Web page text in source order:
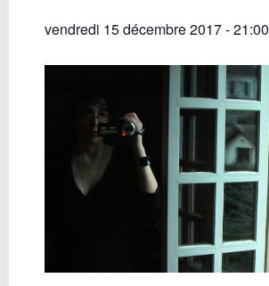
vendredi 15 décembre 2017 - 21:00